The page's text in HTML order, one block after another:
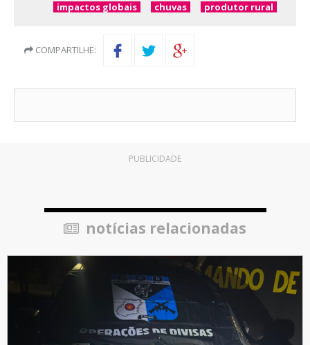
impactos globais
chuvas produtor rural
COMPARTILHE:
PUBLICIDADE
notícias relacionadas